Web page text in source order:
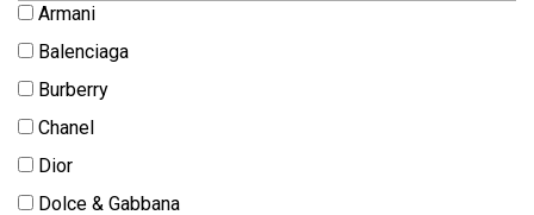
НОВИНКИ
Armani
Balenciaga
Burberry
Chanel
Dior
Dolce & Gabbana